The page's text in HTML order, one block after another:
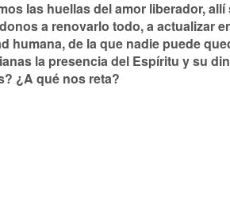
las huellas del amor libe­rador,
a renovarlo todo, a actualizar
humana, de la que nadie puede
la presencia del Espíritu y su
¿A qué nos reta?